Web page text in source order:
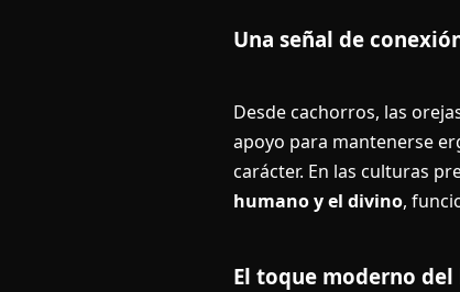
Una señal de
Desde cachorros, las
apoyo para mantenerse
carácter. En las culturas
humano y el divino,
El toque moderno